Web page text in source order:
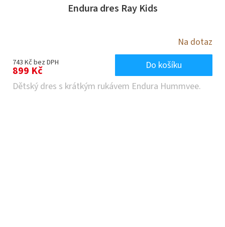
Endura dres Ray Kids
Na dotaz
743 Kč bez DPH
899 Kč
Do košíku
Dětský dres s krátkým rukávem Endura Hummvee.